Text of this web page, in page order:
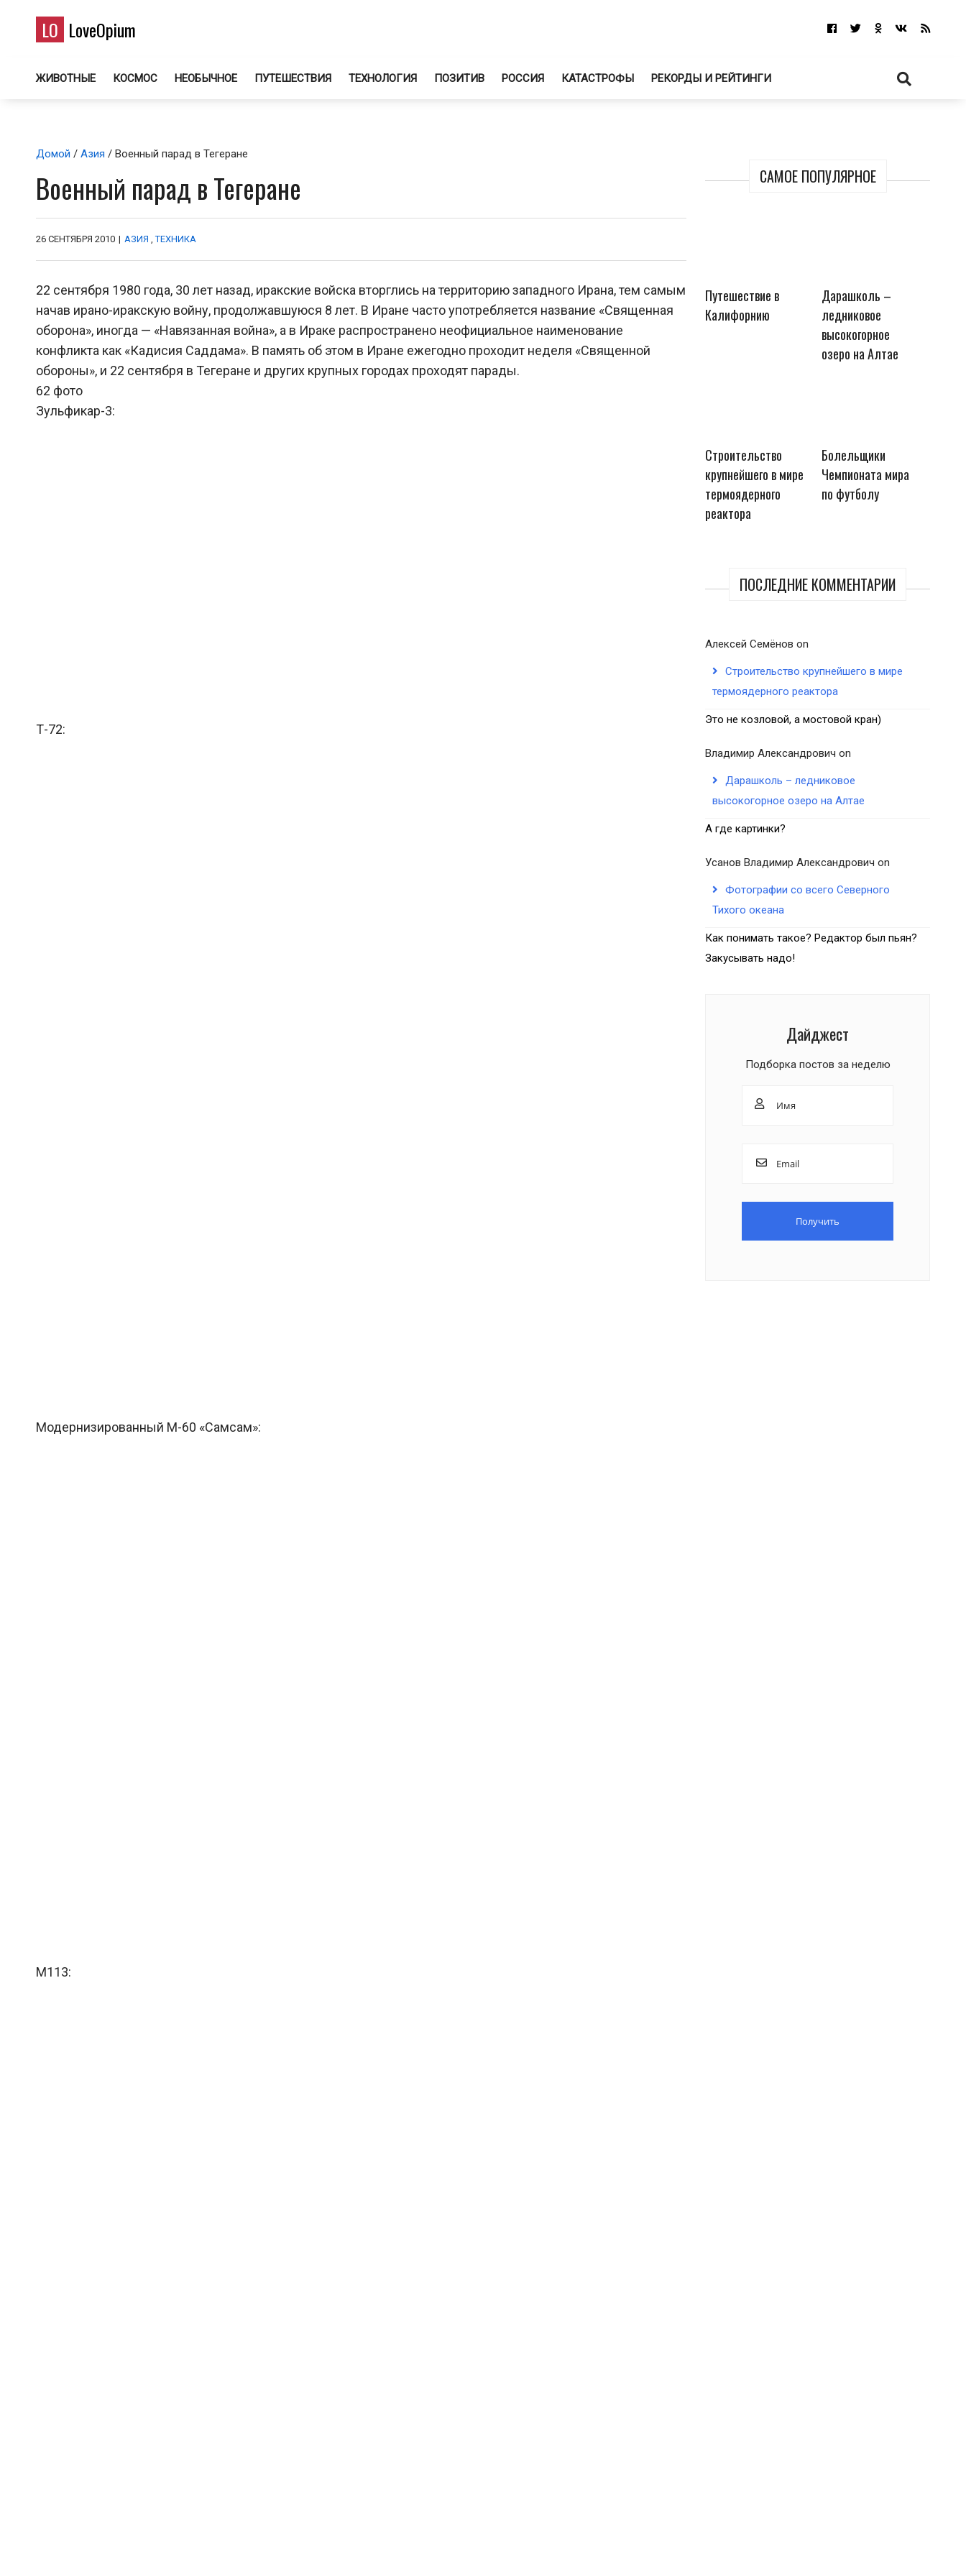
LO LoveOpium
ЖИВОТНЫЕ КОСМОС НЕОБЫЧНОЕ ПУТЕШЕСТВИЯ ТЕХНОЛОГИЯ ПОЗИТИВ РОССИЯ КАТАСТРОФЫ РЕКОРДЫ И РЕЙТИНГИ
САМОЕ ПОПУЛЯРНОЕ
Путешествие в
Калифорнию
Дарашколь –
ледниковое
высокогорное
озеро на Алтае
Строительство
крупнейшего в мире
термоядерного
реактора
Болельщики
Чемпионата мира
по футболу
ПОСЛЕДНИЕ КОММЕНТАРИИ
Алексей Семёнов on
Строительство крупнейшего в мире
термоядерного реактора
Это не козловой, а мостовой кран)
Владимир Александрович on
Дарашколь – ледниковое
высокогорное озеро на Алтае
А где картинки?
Усанов Владимир Александрович on
Фотографии со всего Северного
Тихого океана
Как понимать такое? Редактор был пьян?
Закусывать надо!
Дайджест
Подборка постов за неделю
Домой / Азия / Военный парад в Тегеране
Военный парад в Тегеране
26 СЕНТЯБРЯ 2010 | АЗИЯ ,ТЕХНИКА
22 сентября 1980 года, 30 лет назад, иракские войска вторглись на территорию западного Ирана, тем самым
начав ирано-иракскую войну, продолжавшуюся 8 лет. В Иране часто употребляется название «Священная
оборона», иногда — «Навязанная война», а в Ираке распространено неофициальное наименование
конфликта как «Кадисия Саддама». В память об этом в Иране ежегодно проходит неделя «Священной
обороны», и 22 сентября в Тегеране и других крупных городах проходят парады.
62 фото
Зульфикар-3:
Т-72:
Модернизированный M-60 «Самсам»:
M113: